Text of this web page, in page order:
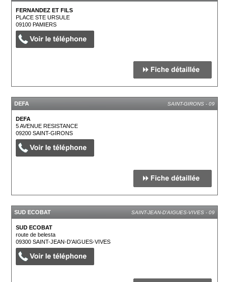
FERNANDEZ ET FILS
PLACE STE URSULE
09100PAMIERS
DEFA SAINT-GIRONS - 09
DEFA
5 AVENUE RESISTANCE
09200SAINT-GIRONS
SUD ECOBAT SAINT-JEAN-D'AIGUES-VIVES - 09
SUD ECOBAT
route de belesta
09300SAINT-JEAN-D'AIGUES-VIVES